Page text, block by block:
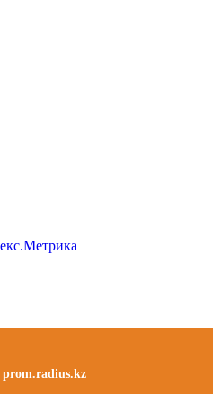
prom.radius.kz